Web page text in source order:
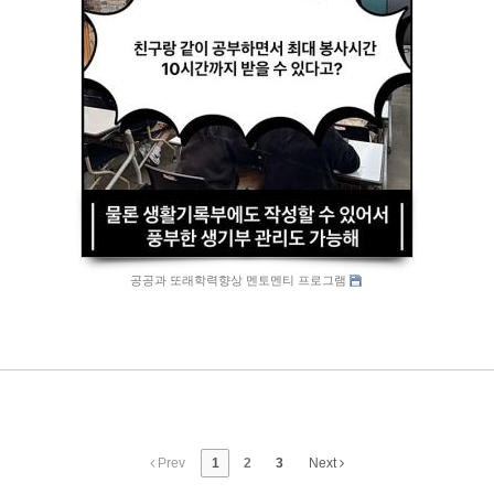
공공과 또래학력향상 멘토멘티 프로그램
Prev 1 2 3 Next